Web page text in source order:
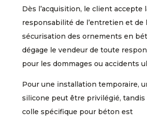
Dès l’acquisition, le client accepte
responsabilité de l’entretien et de
sécurisation des ornements en
dégage le vendeur de toute
pour les dommages ou accidents
Pour une installation temporaire,
silicone peut être privilégié, tandis
colle spécifique pour béton est